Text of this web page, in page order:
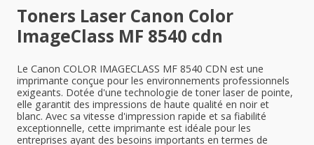
Toners Laser Canon Color
ImageClass MF 8540 cdn
Le Canon COLOR IMAGECLASS MF 8540 CDN est une
imprimante conçue pour les environnements professionnels
exigeants. Dotée d'une technologie de toner laser de pointe,
elle garantit des impressions de haute qualité en noir et
blanc. Avec sa vitesse d'impression rapide et sa fiabilité
exceptionnelle, cette imprimante est idéale pour les
entreprises ayant des besoins importants en termes de